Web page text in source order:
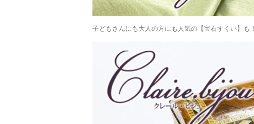
子どもさんにも大人の方にも人気の【宝石すくい】も！